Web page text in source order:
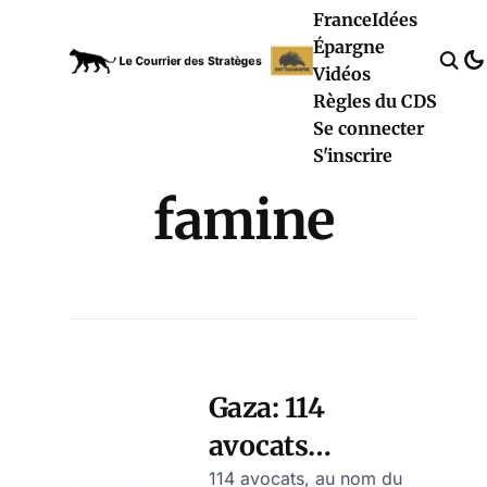
FranceIdées
Épargne
Vidéos
Règles du CDS
Se connecter
S'inscrire
famine
Gaza: 114
avocats
114 avocats, au nom du